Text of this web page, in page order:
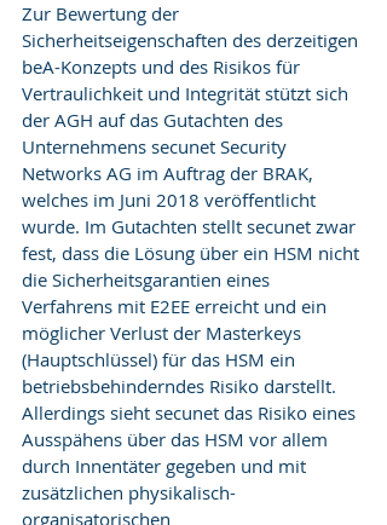
Zur Bewertung der
Sicherheitseigenschaften des derzeitigen
beA-Konzepts und des Risikos für
Vertraulichkeit und Integrität stützt sich
der AGH auf das Gutachten des
Unternehmens secunet Security
Networks AG im Auftrag der BRAK,
welches im Juni 2018 veröffentlicht
wurde. Im Gutachten stellt secunet zwar
fest, dass die Lösung über ein HSM nicht
die Sicherheitsgarantien eines
Verfahrens mit E2EE erreicht und ein
möglicher Verlust der Masterkeys
(Hauptschlüssel) für das HSM ein
betriebsbehinderndes Risiko darstellt.
Allerdings sieht secunet das Risiko eines
Ausspähens über das HSM vor allem
durch Innentäter gegeben und mit
zusätzlichen physikalisch-
organisatorischen